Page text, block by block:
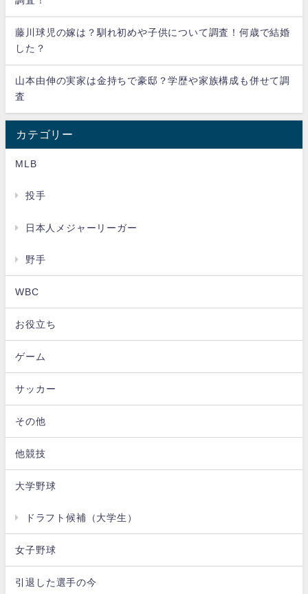
藤川球児の嫁は？馴れ初めや子供について調査！何歳で結婚
した？
山本由伸の実家は金持ちで豪邸？学歴や家族構成も併せて調
査
カテゴリー
MLB
投手
日本人メジャーリーガー
野手
WBC
お役立ち
ゲーム
サッカー
その他
他競技
大学野球
ドラフト候補（大学生）
女子野球
引退した選手の今